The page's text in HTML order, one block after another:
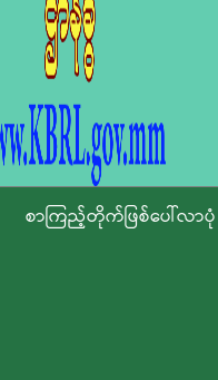
စာကြည့်တိုက်ဖြစ်ပေါ်လာပုံ